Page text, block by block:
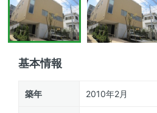
基本情報
築年 2010年2月